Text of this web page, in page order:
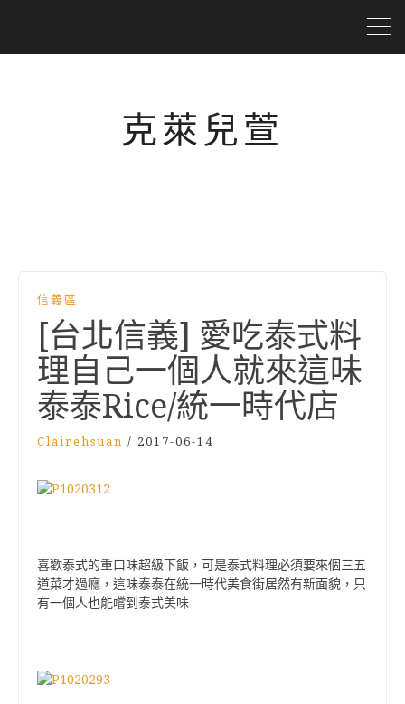
克萊兒萱
信義區
[台北信義] 愛吃泰式料
理自己一個人就來這味
泰泰Rice/統一時代店
Clairehsuan / 2017-06-14
喜歡泰式的重口味超級下飯，可是泰式料理必須要來個三五
道菜才過癮，這味泰泰在統一時代美食街居然有新面貌，只
有一個人也能嚐到泰式美味